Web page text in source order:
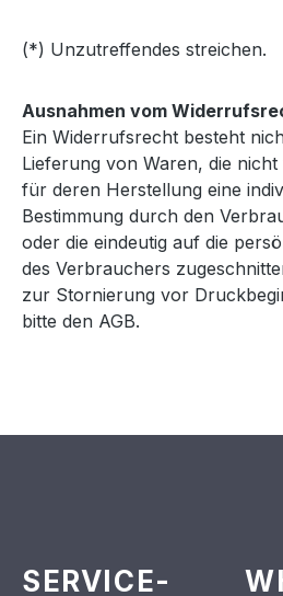
(*) Unzutreffendes streichen.
Ausnahmen vom
Ein Widerrufsrecht besteht
Lieferung von Waren, die
für deren Herstellung eine
Bestimmung durch den
oder die eindeutig auf die
des Verbrauchers
zur Stornierung vor
bitte den AGB.
SERVICE-